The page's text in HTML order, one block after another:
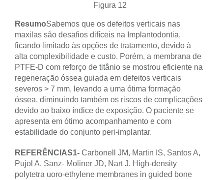
Figura 12
ResumoSabemos que os defeitos verticais nas
maxilas são desafios difíceis na Implantodontia,
ficando limitado às opções de tratamento, devido à
alta complexibilidade e custo. Porém, a membrana de
PTFE-D com reforço de titânio se mostrou eficiente na
regeneração óssea guiada em defeitos verticais
severos > 7 mm, levando a uma ótima formação
óssea, diminuindo também os riscos de complicações
devido ao baixo índice de exposição. O paciente se
apresenta em ótimo acompanhamento e com
estabilidade do conjunto peri-implantar.
REFERÊNCIAS1- Carbonell JM, Martin IS, Santos A,
Pujol A, Sanz- Moliner JD, Nart J. High-density
polytetra uoro-ethylene membranes in guided bone